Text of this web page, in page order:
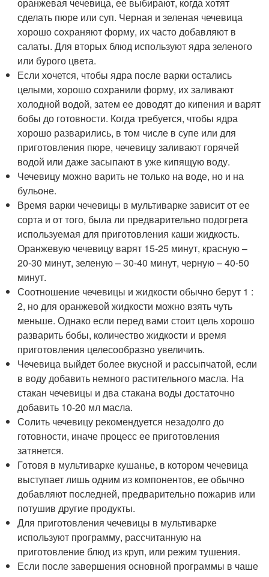
сделать пюре или суп. Черная и зеленая чечевица
хорошо сохраняют форму, их часто добавляют в
салаты. Для вторых блюд используют ядра зеленого
или бурого цвета.
Если хочется, чтобы ядра после варки остались
целыми, хорошо сохранили форму, их заливают
холодной водой, затем ее доводят до кипения и варят
бобы до готовности. Когда требуется, чтобы ядра
хорошо разварились, в том числе в супе или для
приготовления пюре, чечевицу заливают горячей
водой или даже засыпают в уже кипящую воду.
Чечевицу можно варить не только на воде, но и на
бульоне.
Время варки чечевицы в мультиварке зависит от ее
сорта и от того, была ли предварительно подогрета
используемая для приготовления каши жидкость.
Оранжевую чечевицу варят 15-25 минут, красную –
20-30 минут, зеленую – 30-40 минут, черную – 40-50
минут.
Соотношение чечевицы и жидкости обычно берут 1 :
2, но для оранжевой жидкости можно взять чуть
меньше. Однако если перед вами стоит цель хорошо
разварить бобы, количество жидкости и время
приготовления целесообразно увеличить.
Чечевица выйдет более вкусной и рассыпчатой, если
в воду добавить немного растительного масла. На
стакан чечевицы и два стакана воды достаточно
добавить 10-20 мл масла.
Солить чечевицу рекомендуется незадолго до
готовности, иначе процесс ее приготовления
затянется.
Готовя в мультиварке кушанье, в котором чечевица
выступает лишь одним из компонентов, ее обычно
добавляют последней, предварительно пожарив или
потушив другие продукты.
Для приготовления чечевицы в мультиварке
используют программу, рассчитанную на
приготовление блюд из круп, или режим тушения.
Если после завершения основной программы в чаше